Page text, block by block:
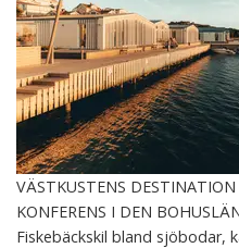
VÄSTKUSTENS
KONFERENS I DEN
Fiskebäckskil bland sjöbodar,